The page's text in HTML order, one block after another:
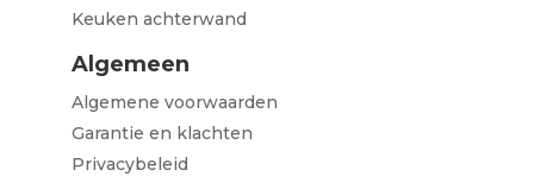
Keuken achterwand
Algemeen
Algemene voorwaarden
Garantie en klachten
Privacybeleid